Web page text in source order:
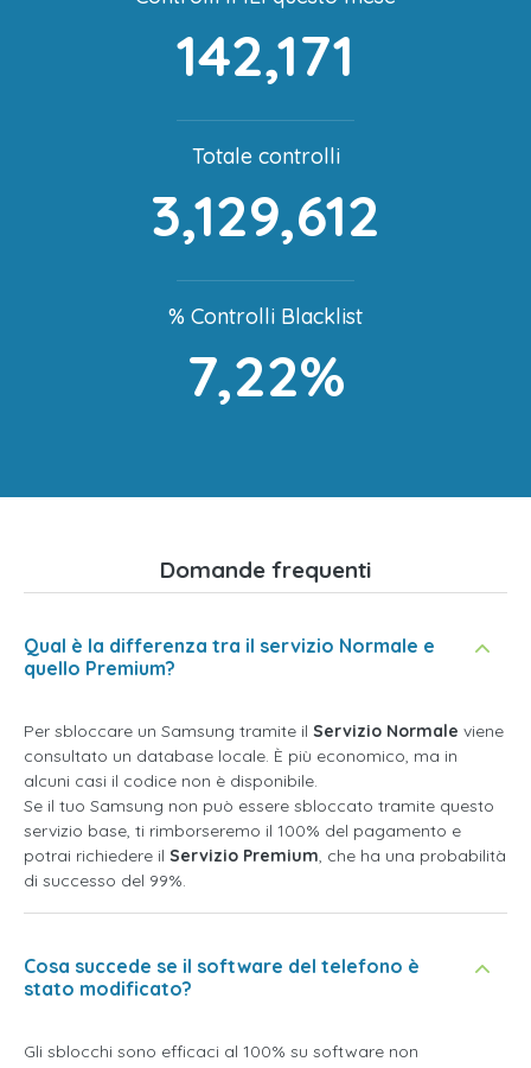
142,171
Totale controlli
3,129,612
% Controlli Blacklist
7,22%
Domande frequenti
Qual è la differenza tra il servizio Normale e
quello Premium?
Per sbloccare un Samsung tramite il Servizio Normale viene
consultato un database locale. È più economico, ma in
alcuni casi il codice non è disponibile.
Se il tuo Samsung non può essere sbloccato tramite questo
servizio base, ti rimborseremo il 100% del pagamento e
potrai richiedere il Servizio Premium, che ha una probabilità
di successo del 99%.
Cosa succede se il software del telefono è
stato modificato?
Gli sblocchi sono efficaci al 100% su software non